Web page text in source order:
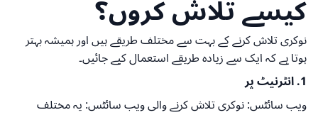
کیسے تلاش کروں؟
نوکری تلاش کرنے کے بہت سے مختلف طریقے ہیں اور ہمیشہ بہتر
ہوتا ہے کہ ایک سے زیادہ طریقے استعمال کیے جائیں۔
1. انٹرنیٹ پر
ویب سائٹس: نوکری تلاش کرنے والی ویب سائٹس: یہ مختلف